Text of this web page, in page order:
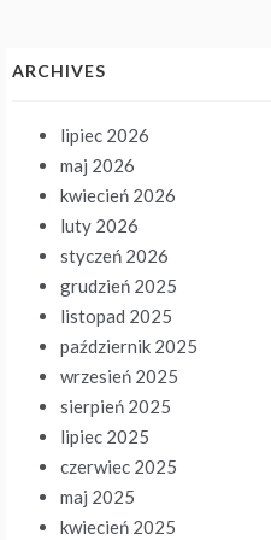
ARCHIVES
lipiec 2026
maj 2026
kwiecień 2026
luty 2026
styczeń 2026
grudzień 2025
listopad 2025
październik 2025
wrzesień 2025
sierpień 2025
lipiec 2025
czerwiec 2025
maj 2025
kwiecień 2025